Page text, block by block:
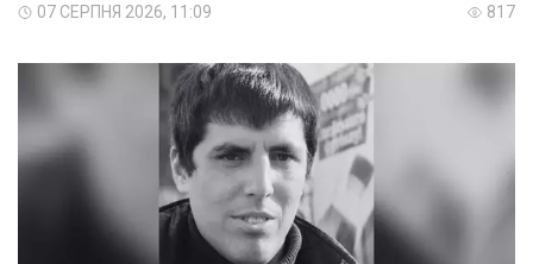
07 СЕРПНЯ 2026, 11:09 817